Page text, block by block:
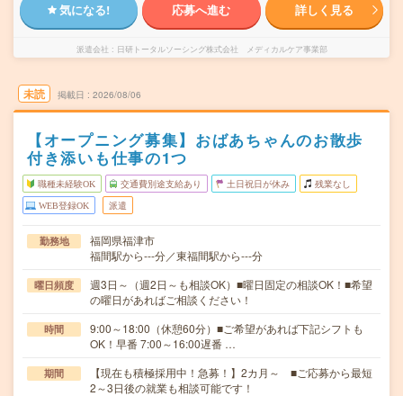
気になる! 応募へ進む 詳しく見る
派遣会社 日研トータルソーシング株式会社 メディカルケア事業部
未読 掲載日 2026/08/06
【オープニング募集】おばあちゃんのお散歩
付き添いも仕事の1つ
職種未経験OK 交通費別途支給あり 土日祝日が休み 残業なし
WEB登録OK 派遣
勤務地
福岡県福津市
福間駅から---分／東福間駅から---分
曜日頻度
週3日～（週2日～も相談OK）■曜日固定の相談OK！■希望
の曜日があればご相談ください！
時間
9:00～18:00（休憩60分）■ご希望があれば下記シフトも
OK！早番 7:00～16:00遅番 …
期間
【現在も積極採用中！急募！】2カ月～ ■ご応募から最短
2～3日後の就業も相談可能です！